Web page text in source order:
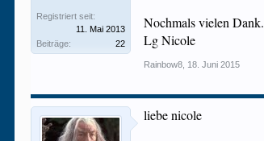
Registriert seit:
11. Mai 2013
Beiträge:
22
Nochmals vielen Dank.
Lg Nicole
Rainbow8 18. Juni 2015
liebe nicole